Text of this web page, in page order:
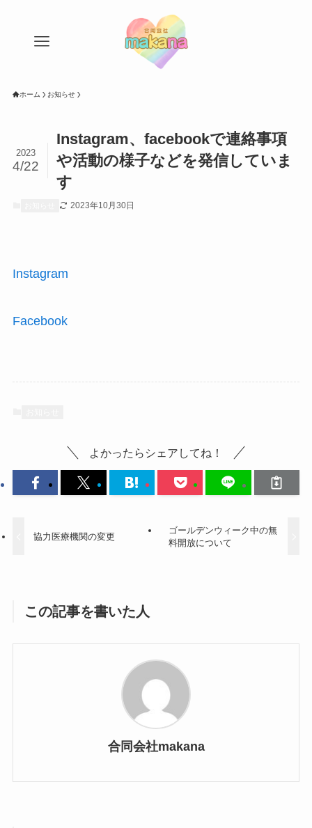
ホーム お知らせ
Instagram、facebookで連絡事項
や活動の様子などを発信していま
す
2023
4/22
2023年10月30日
Instagram
Facebook
よかったらシェアしてね！
協力医療機関の変更
ゴールデンウィーク中の無
料開放について
この記事を書いた人
合同会社makana